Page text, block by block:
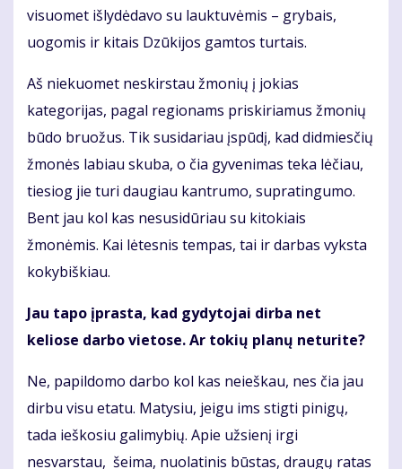
visuomet išlydėdavo su lauktuvėmis – grybais,
uogomis ir kitais Dzūkijos gamtos turtais.
Aš niekuomet neskirstau žmonių į jokias
kategorijas, pagal regionams priskiriamus žmonių
būdo bruožus. Tik susidariau įspūdį, kad didmiesčių
žmonės labiau skuba, o čia gyvenimas teka lėčiau,
tiesiog jie turi daugiau kantrumo, supratingumo.
Bent jau kol kas nesusidūriau su kitokiais
žmonėmis. Kai lėtesnis tempas, tai ir darbas vyksta
kokybiškiau.
Jau tapo įprasta, kad gydytojai dirba net
keliose darbo vietose. Ar tokių planų neturite?
Ne, papildomo darbo kol kas neieškau, nes čia jau
dirbu visu etatu. Matysiu, jeigu ims stigti pinigų,
tada ieškosiu galimybių. Apie užsienį irgi
nesvarstau, šeima, nuolatinis būstas, draugų ratas